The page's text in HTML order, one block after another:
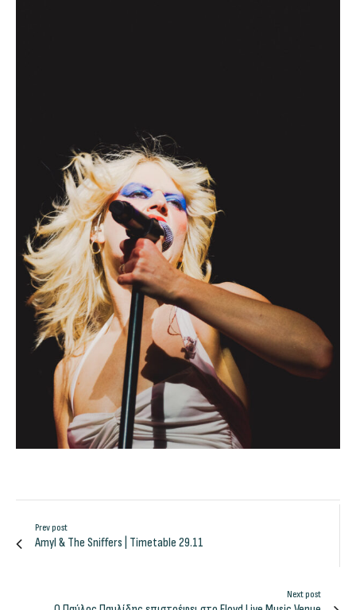
Prev post
Amyl & The Sniffers | Timetable 29.11
Next post